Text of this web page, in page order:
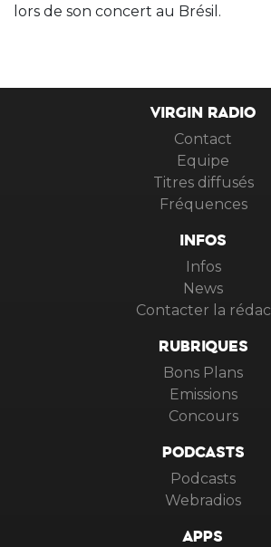
lors de son concert au Brésil.
VIRGIN RADIO
Contact
Equipe
Titres diffusés
Fréquences
INFOS
Infos
News
Contacter la rédac
RUBRIQUES
Bons Plans
Emissions
Concours
PODCASTS
Podcasts
Webradios
APPS